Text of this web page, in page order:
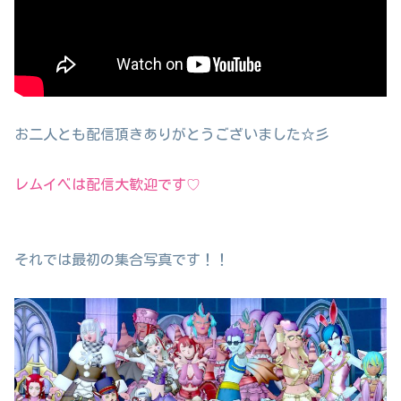
お二人とも配信頂きありがとうございました☆彡
レムイベは配信大歓迎です♡
それでは最初の集合写真です！！